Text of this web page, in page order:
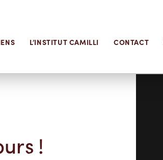
L’INSTITUT CAMILLI CONTACT
!